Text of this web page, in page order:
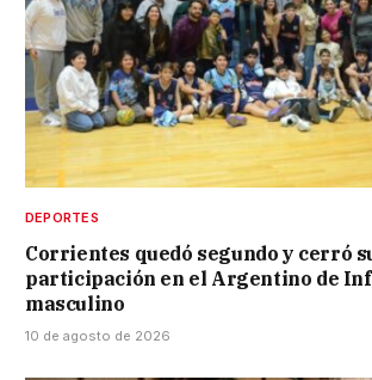
DEPORTES
Corrientes quedó segundo y cerró
participación en el Argentino de
masculino
10 de agosto de 2026